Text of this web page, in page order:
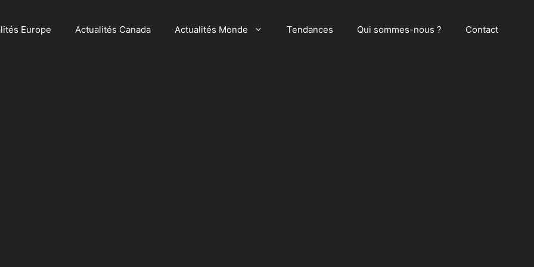
Europe Actualités Canada Actualités Monde Tendances Qui sommes-nous ? Contact